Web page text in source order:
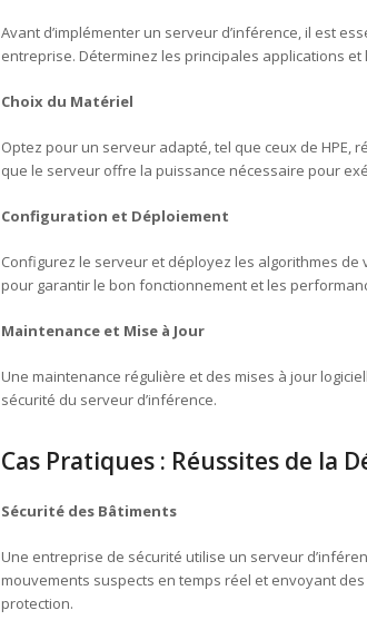
Avant d’implémenter un serveur d’inférence, il est
entreprise. Déterminez les principales applications
Choix du Matériel
Optez pour un serveur adapté, tel que ceux de
que le serveur offre la puissance nécessaire pour
Configuration et Déploiement
Configurez le serveur et déployez les algorithmes
pour garantir le bon fonctionnement et les
Maintenance et Mise à Jour
Une maintenance régulière et des mises à jour
sécurité du serveur d’inférence.
Cas Pratiques : Réussites de la
Sécurité des Bâtiments
Une entreprise de sécurité utilise un serveur
mouvements suspects en temps réel et envoyant
protection.